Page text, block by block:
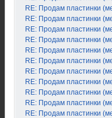
RE: Продам пластинки
RE: Продам пластинки
RE: Продам пластинки
RE: Продам пластинки
RE: Продам пластинки
RE: Продам пластинки
RE: Продам пластинки
RE: Продам пластинки
RE: Продам пластинки
RE: Продам пластинки
RE: Продам пластинки